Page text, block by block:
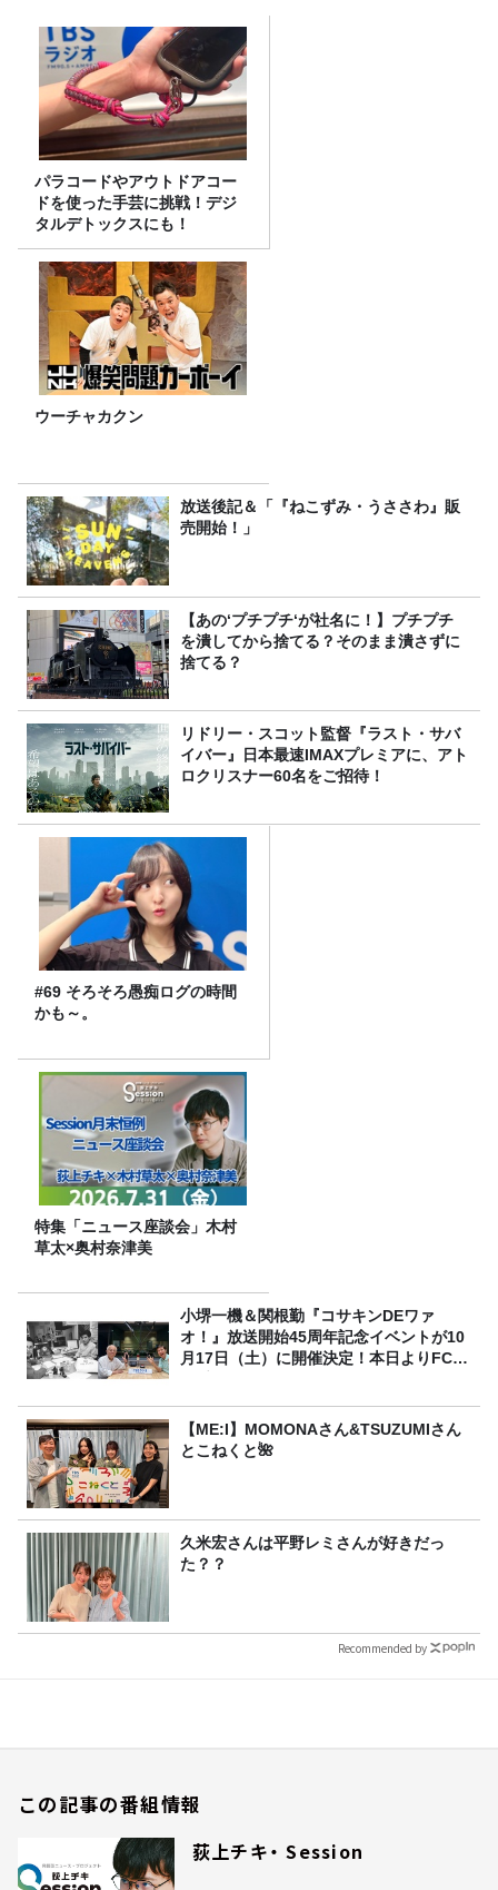
パラコードやアウトドアコー
ドを使った手芸に挑戦！デジ
タルデトックスにも！
ウーチャカクン
放送後記＆「『ねこずみ・うささわ』販
売開始！」
【あの‘プチプチ‘が社名に！】プチプチ
を潰してから捨てる？そのまま潰さずに
捨てる？
リドリー・スコット監督『ラスト・サバ
イバー』日本最速IMAXプレミアに、アト
ロクリスナー60名をご招待！
#69 そろそろ愚痴ログの時間
かも～。
特集「ニュース座談会」木村
草太×奥村奈津美
小堺一機＆関根勤『コサキンDEワァ
オ！』放送開始45周年記念イベントが10
月17日（土）に開催決定！本日よりFC先
【ME:I】MOMONAさん&TSUZUMIさん
とこねくと🌺
久米宏さんは平野レミさんが好きだっ
た？？
Recommended by
この記事の番組情報
荻上チキ・ Session